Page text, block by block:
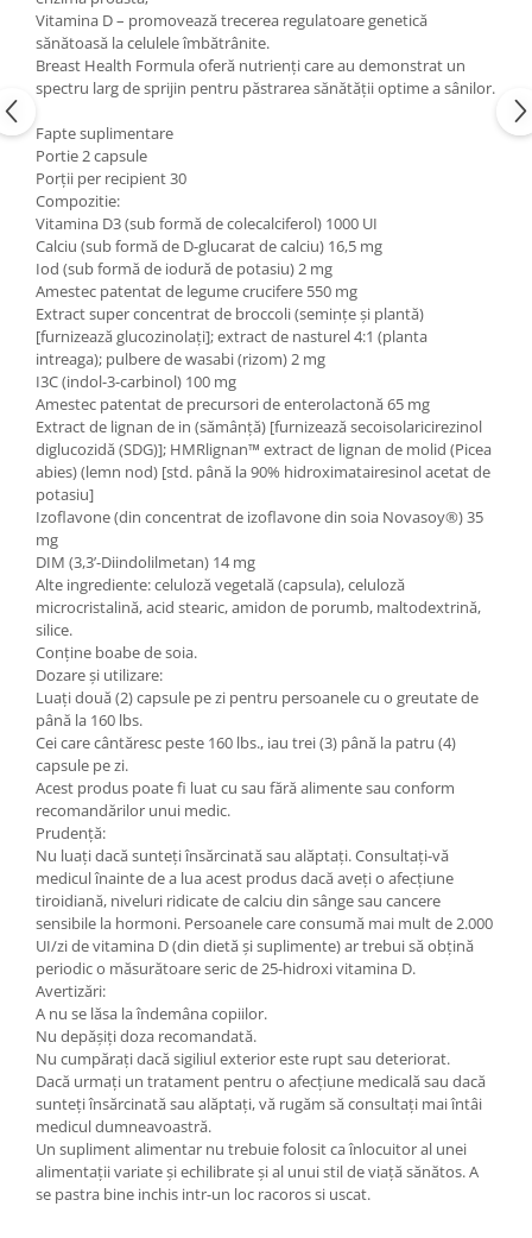
Vitamina D – promovează trecerea regulatoare genetică
sănătoasă la celulele îmbătrânite.
Breast Health Formula oferă nutrienți care au demonstrat un
spectru larg de sprijin pentru păstrarea sănătății optime a sânilor.
Fapte suplimentare
Portie 2 capsule
Porții per recipient 30
Compozitie:
Vitamina D3 (sub formă de colecalciferol) 1000 UI
Calciu (sub formă de D-glucarat de calciu) 16,5 mg
Iod (sub formă de iodură de potasiu) 2 mg
Amestec patentat de legume crucifere 550 mg
Extract super concentrat de broccoli (semințe și plantă)
[furnizează glucozinolați]; extract de nasturel 4:1 (planta
intreaga); pulbere de wasabi (rizom) 2 mg
I3C (indol-3-carbinol) 100 mg
Amestec patentat de precursori de enterolactonă 65 mg
Extract de lignan de in (sămânță) [furnizează secoisolaricirezinol
diglucozidă (SDG)]; HMRlignan™ extract de lignan de molid (Picea
abies) (lemn nod) [std. până la 90% hidroximatairesinol acetat de
potasiu]
Izoflavone (din concentrat de izoflavone din soia Novasoy®) 35
mg
DIM (3,3’-Diindolilmetan) 14 mg
Alte ingrediente: celuloză vegetală (capsula), celuloză
microcristalină, acid stearic, amidon de porumb, maltodextrină,
silice.
Conține boabe de soia.
Dozare și utilizare:
Luați două (2) capsule pe zi pentru persoanele cu o greutate de
până la 160 lbs.
Cei care cântăresc peste 160 lbs., iau trei (3) până la patru (4)
capsule pe zi.
Acest produs poate fi luat cu sau fără alimente sau conform
recomandărilor unui medic.
Prudență:
Nu luați dacă sunteți însărcinată sau alăptați. Consultați-vă
medicul înainte de a lua acest produs dacă aveți o afecțiune
tiroidiană, niveluri ridicate de calciu din sânge sau cancere
sensibile la hormoni. Persoanele care consumă mai mult de 2.000
UI/zi de vitamina D (din dietă și suplimente) ar trebui să obțină
periodic o măsurătoare seric de 25-hidroxi vitamina D.
Avertizări:
A nu se lăsa la îndemâna copiilor.
Nu depășiți doza recomandată.
Nu cumpărați dacă sigiliul exterior este rupt sau deteriorat.
Dacă urmați un tratament pentru o afecțiune medicală sau dacă
sunteți însărcinată sau alăptați, vă rugăm să consultați mai întâi
medicul dumneavoastră.
Un supliment alimentar nu trebuie folosit ca înlocuitor al unei
alimentații variate și echilibrate și al unui stil de viață sănătos. A
se pastra bine inchis intr-un loc racoros si uscat.